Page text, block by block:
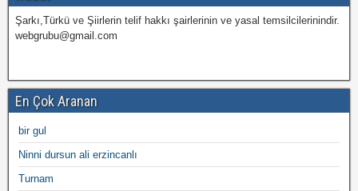
Şarkı,Türkü ve Şiirlerin telif hakkı şairlerinin ve yasal temsilcilerinindir.
webgrubu@gmail.com
En Çok Aranan
bir gul
Ninni dursun ali erzincanlı
Turnam